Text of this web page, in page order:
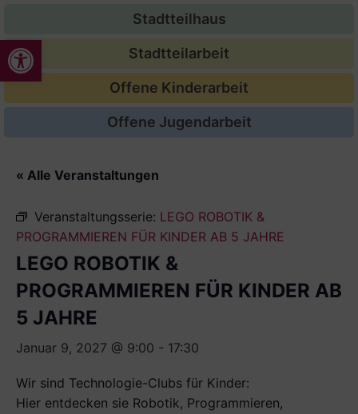
Werkzeugleiste öffnen
Stadtteilhaus
Stadtteilarbeit
Offene Kinderarbeit
Offene Jugendarbeit
« Alle Veranstaltungen
Veranstaltungsserie: LEGO ROBOTIK &
PROGRAMMIEREN FÜR KINDER AB 5 JAHRE
LEGO ROBOTIK &
PROGRAMMIEREN FÜR KINDER AB
5 JAHRE
Januar 9, 2027 @ 9:00 - 17:30
Wir sind Technologie-Clubs für Kinder:
Hier entdecken sie Robotik, Programmieren,